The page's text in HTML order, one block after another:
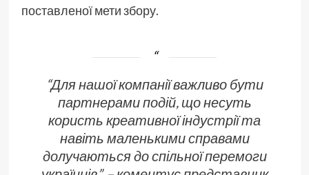
поставленої мети збору.
“Для нашої компанії важливо бути
партнерами подій, що несуть
користь креативної індустрії та
навіть маленькими справами
долучаються до спільної перемоги